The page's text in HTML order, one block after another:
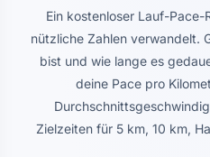
Ein kostenloser Lauf-Pace-
nützliche Zahlen verwandelt.
bist und wie lange es
deine Pace pro
Zielzeiten für 5 km, 10 km,